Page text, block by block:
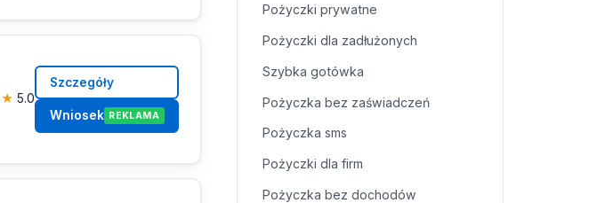
★ 5.0
Szczegóły
Wniosek REKLAMA
Pożyczki prywatne
Pożyczki dla zadłużonych
Szybka gotówka
Pożyczka bez zaświadczeń
Pożyczka sms
Pożyczki dla firm
Pożyczka bez dochodów